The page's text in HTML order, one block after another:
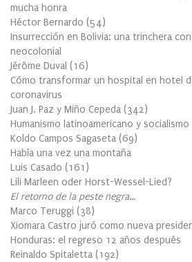
mucha honra
Héctor Bernardo (54)
Insurrección en Bolivia: una trinchera
neocolonial
Jérôme Duval (16)
Cómo transformar un hospital en hotel
coronavirus
Juan J. Paz y Miño Cepeda (342)
Humanismo latinoamericano y socialismo
Koldo Campos Sagaseta (69)
Había una vez una montaña
Luis Casado (161 )
Lili Marleen oder Horst-Wessel-Lied?
El retorno de la peste negra…
Marco Teruggi (38)
Xiomara Castro juró como nueva
Honduras: el regreso 12 años después
Reinaldo Spitaletta (192)